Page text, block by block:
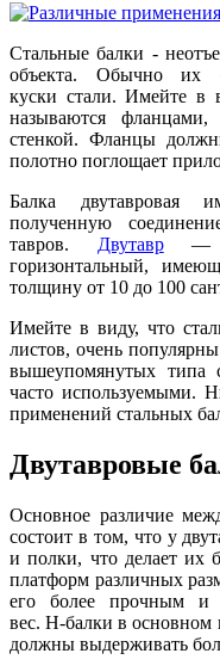
Стальные балки -
объекта. Обычно их
куски стали. Имейте в
называются фланцами,
стенкой. Фланцы
полотно поглощает
Балка двутавровая
полученную
тавров. Двутавр—
горизонтальный,
толщину от 10 до 100
Имейте в виду, что
листов, очень
вышеупомянутых типа
часто используемыми.
применений стальных
Двутавровые
Основное различие
состоит в том, что у
и полки, что делает их
платформ различных
его более прочным и
вес. H-балки в основном
должны выдерживать